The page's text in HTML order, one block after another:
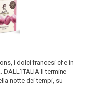
i dolci francesi che in
Il termine
notte dei tempi, su